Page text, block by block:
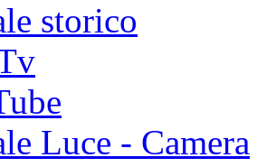
storico
Luce - Camera